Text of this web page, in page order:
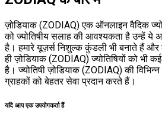
ज़ोडियाक (ZODIAQ) एक ऑनलाइन वैदिक
को ज्योतिषीय सलाह की आवश्यकता है उन्हें ये
है। हमारे यूज़र्स निशुल्क कुंडली भी बनाते हैं
ही ज़ोडियाक (ZODIAQ) ज्योतिषियों को भी
है। ज्योतिषी ज़ोडियाक (ZODIAQ) की
ग्राहकों को बेहतर सेवा प्रदान करते हैं।
यदि आप एक उपयोगकर्ता हैं